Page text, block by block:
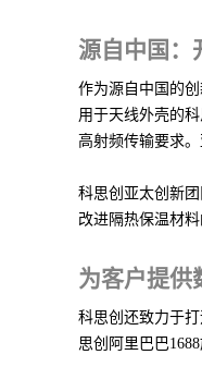
源自中国：
作为源自中国的
用于天线外壳的
高射频传输要求
科思创亚太创新
改进隔热保温材料
为客户提供
科思创还致力于
思创阿里巴巴